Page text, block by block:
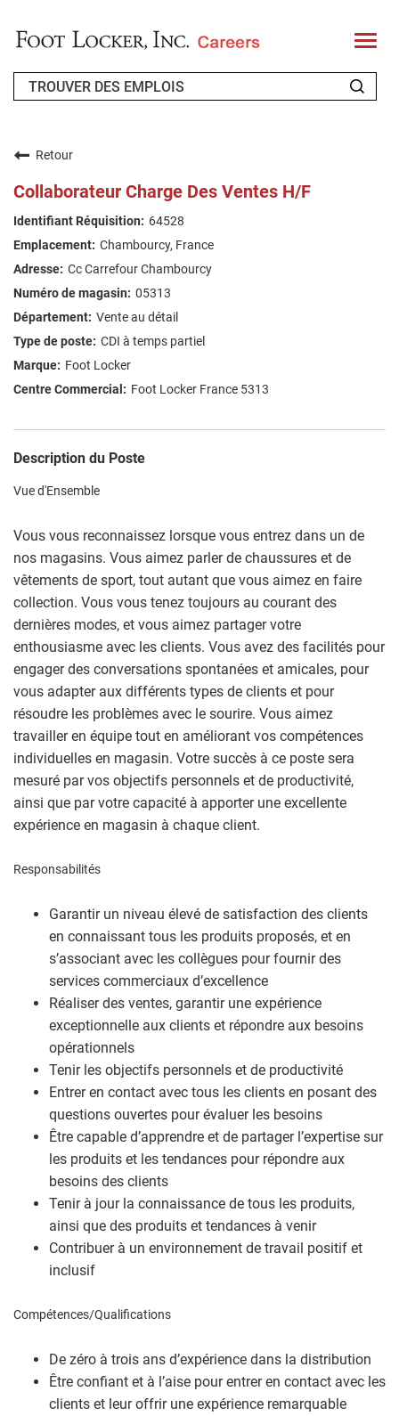
T
o
l
FAQ
RECHERCHE DE TRAVAIL
Retour
Collaborateur Charge Des Ventes H/F
64528
Chambourcy, France
Cc Carrefour Chambourcy
05313
Vente au détail
CDI à temps partiel
Foot Locker
Foot Locker France 5313
Description du Poste
Vue d'Ensemble
Vous vous reconnaissez lorsque vous entrez dans un de
nos magasins. Vous aimez parler de chaussures et de
vêtements de sport, tout autant que vous aimez en faire
collection. Vous vous tenez toujours au courant des
dernières modes, et vous aimez partager votre
enthousiasme avec les clients. Vous avez des facilités pour
engager des conversations spontanées et amicales, pour
vous adapter aux différents types de clients et pour
résoudre les problèmes avec le sourire. Vous aimez
travailler en équipe tout en améliorant vos compétences
individuelles en magasin. Votre succès à ce poste sera
mesuré par vos objectifs personnels et de productivité,
ainsi que par votre capacité à apporter une excellente
expérience en magasin à chaque client.
Responsabilités
Garantir un niveau élevé de satisfaction des clients
en connaissant tous les produits proposés, et en
s’associant avec les collègues pour fournir des
services commerciaux d’excellence
Réaliser des ventes, garantir une expérience
exceptionnelle aux clients et répondre aux besoins
opérationnels
Tenir les objectifs personnels et de productivité
Entrer en contact avec tous les clients en posant des
questions ouvertes pour évaluer les besoins
Être capable d’apprendre et de partager l’expertise sur
les produits et les tendances pour répondre aux
besoins des clients
Tenir à jour la connaissance de tous les produits,
ainsi que des produits et tendances à venir
Contribuer à un environnement de travail positif et
inclusif
Compétences/Qualifications
De zéro à trois ans d’expérience dans la distribution
Être confiant et à l’aise pour entrer en contact avec les
clients et leur offrir une expérience remarquable